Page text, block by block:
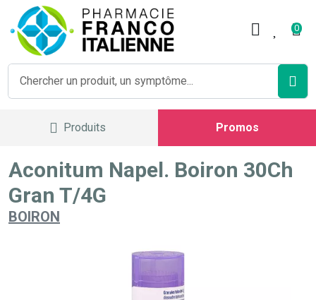
0
Produits Promos
Aconitum Napel. Boiron 30Ch
Gran T/4G
BOIRON